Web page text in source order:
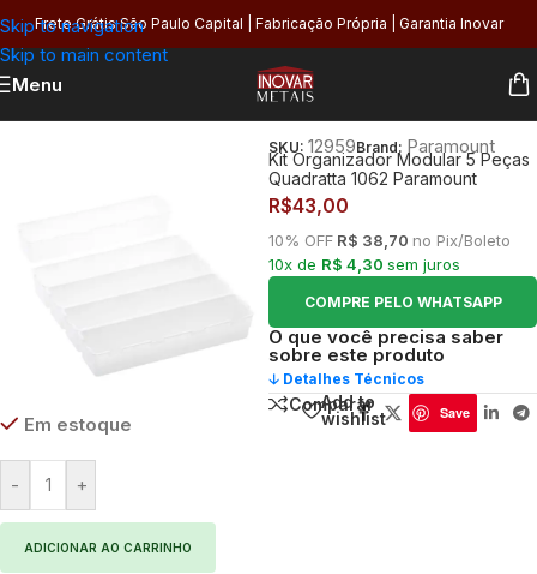
Skip to navigation
Skip to main content
Frete Grátis São Paulo Capital | Fabricação Própria | Garantia Inovar
Menu
Em estoque
- +
ADICIONAR AO CARRINHO
SKU: 12959Brand: Paramount
Kit Organizador Modular 5 Peças
Quadratta 1062 Paramount
R$43,00
10% OFF R$ 38,70 no Pix/Boleto
10x de R$ 4,30 sem juros
COMPRE PELO WHATSAPP
O que você precisa saber
sobre este produto
🡣 Detalhes Técnicos
Comparar
Add to
wishlist
Save